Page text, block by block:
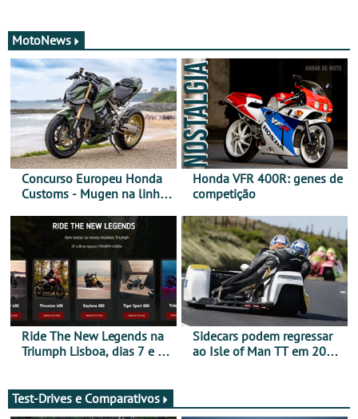
MotoNews
Concurso Europeu Honda
Customs - Mugen na linha
ganhar
Honda VFR 400R: genes de
competição
Ride The New Legends na
Triumph Lisboa, dias 7 e 8
Sidecars podem regressar
ao Isle of Man TT em 2027
Test-Drives e Comparativos